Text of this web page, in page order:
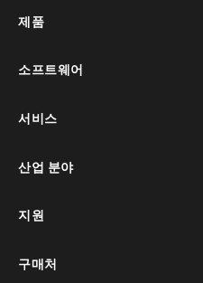
제품
소프트웨어
서비스
산업 분야
지원
구매처